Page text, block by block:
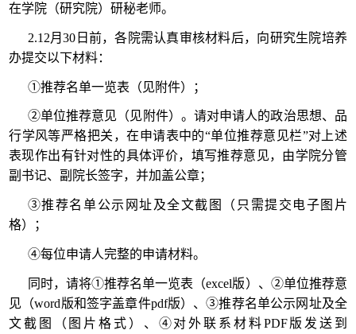
在学院（研究院）研秘老师。
2.12月30日前，各院需认真审核材料后，向研究生院培养
办提交以下材料：
①推荐名单一览表（见附件）；
②单位推荐意见（见附件）。请对申请人的政治思想、品
行学风等严格把关，在申请表中的“单位推荐意见栏”对上述
表现作出有针对性的具体评价，填写推荐意见，由学院分管
副书记、副院长签字，并加盖公章；
③推荐名单公示网址及全文截图（只需提交电子图片
格）；
④每位申请人完整的申请材料。
同时，请将①推荐名单一览表（excel版）、②单位推荐意
见（word版和签字盖章件pdf版）、③推荐名单公示网址及全
文截图（图片格式）、④对外联系材料PDF版发送到